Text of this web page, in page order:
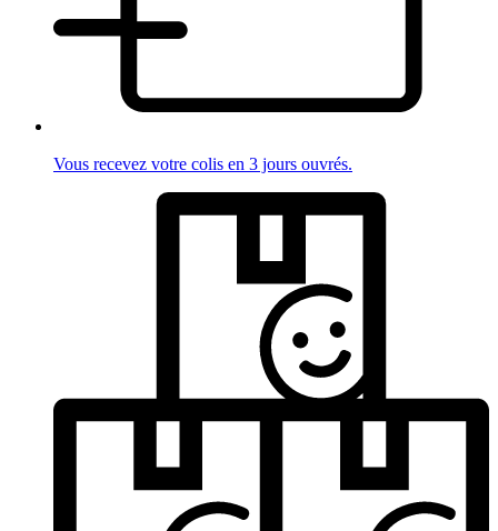
Vous recevez votre colis en 3 jours ouvrés.